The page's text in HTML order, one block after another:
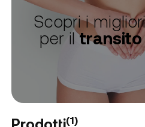
Scopri i
per il
(1)